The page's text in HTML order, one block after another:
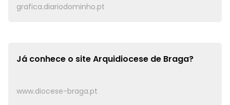
grafica.diariodominho.pt
Já conhece o siteArquidiocese de Braga?
www.diocese-braga.pt